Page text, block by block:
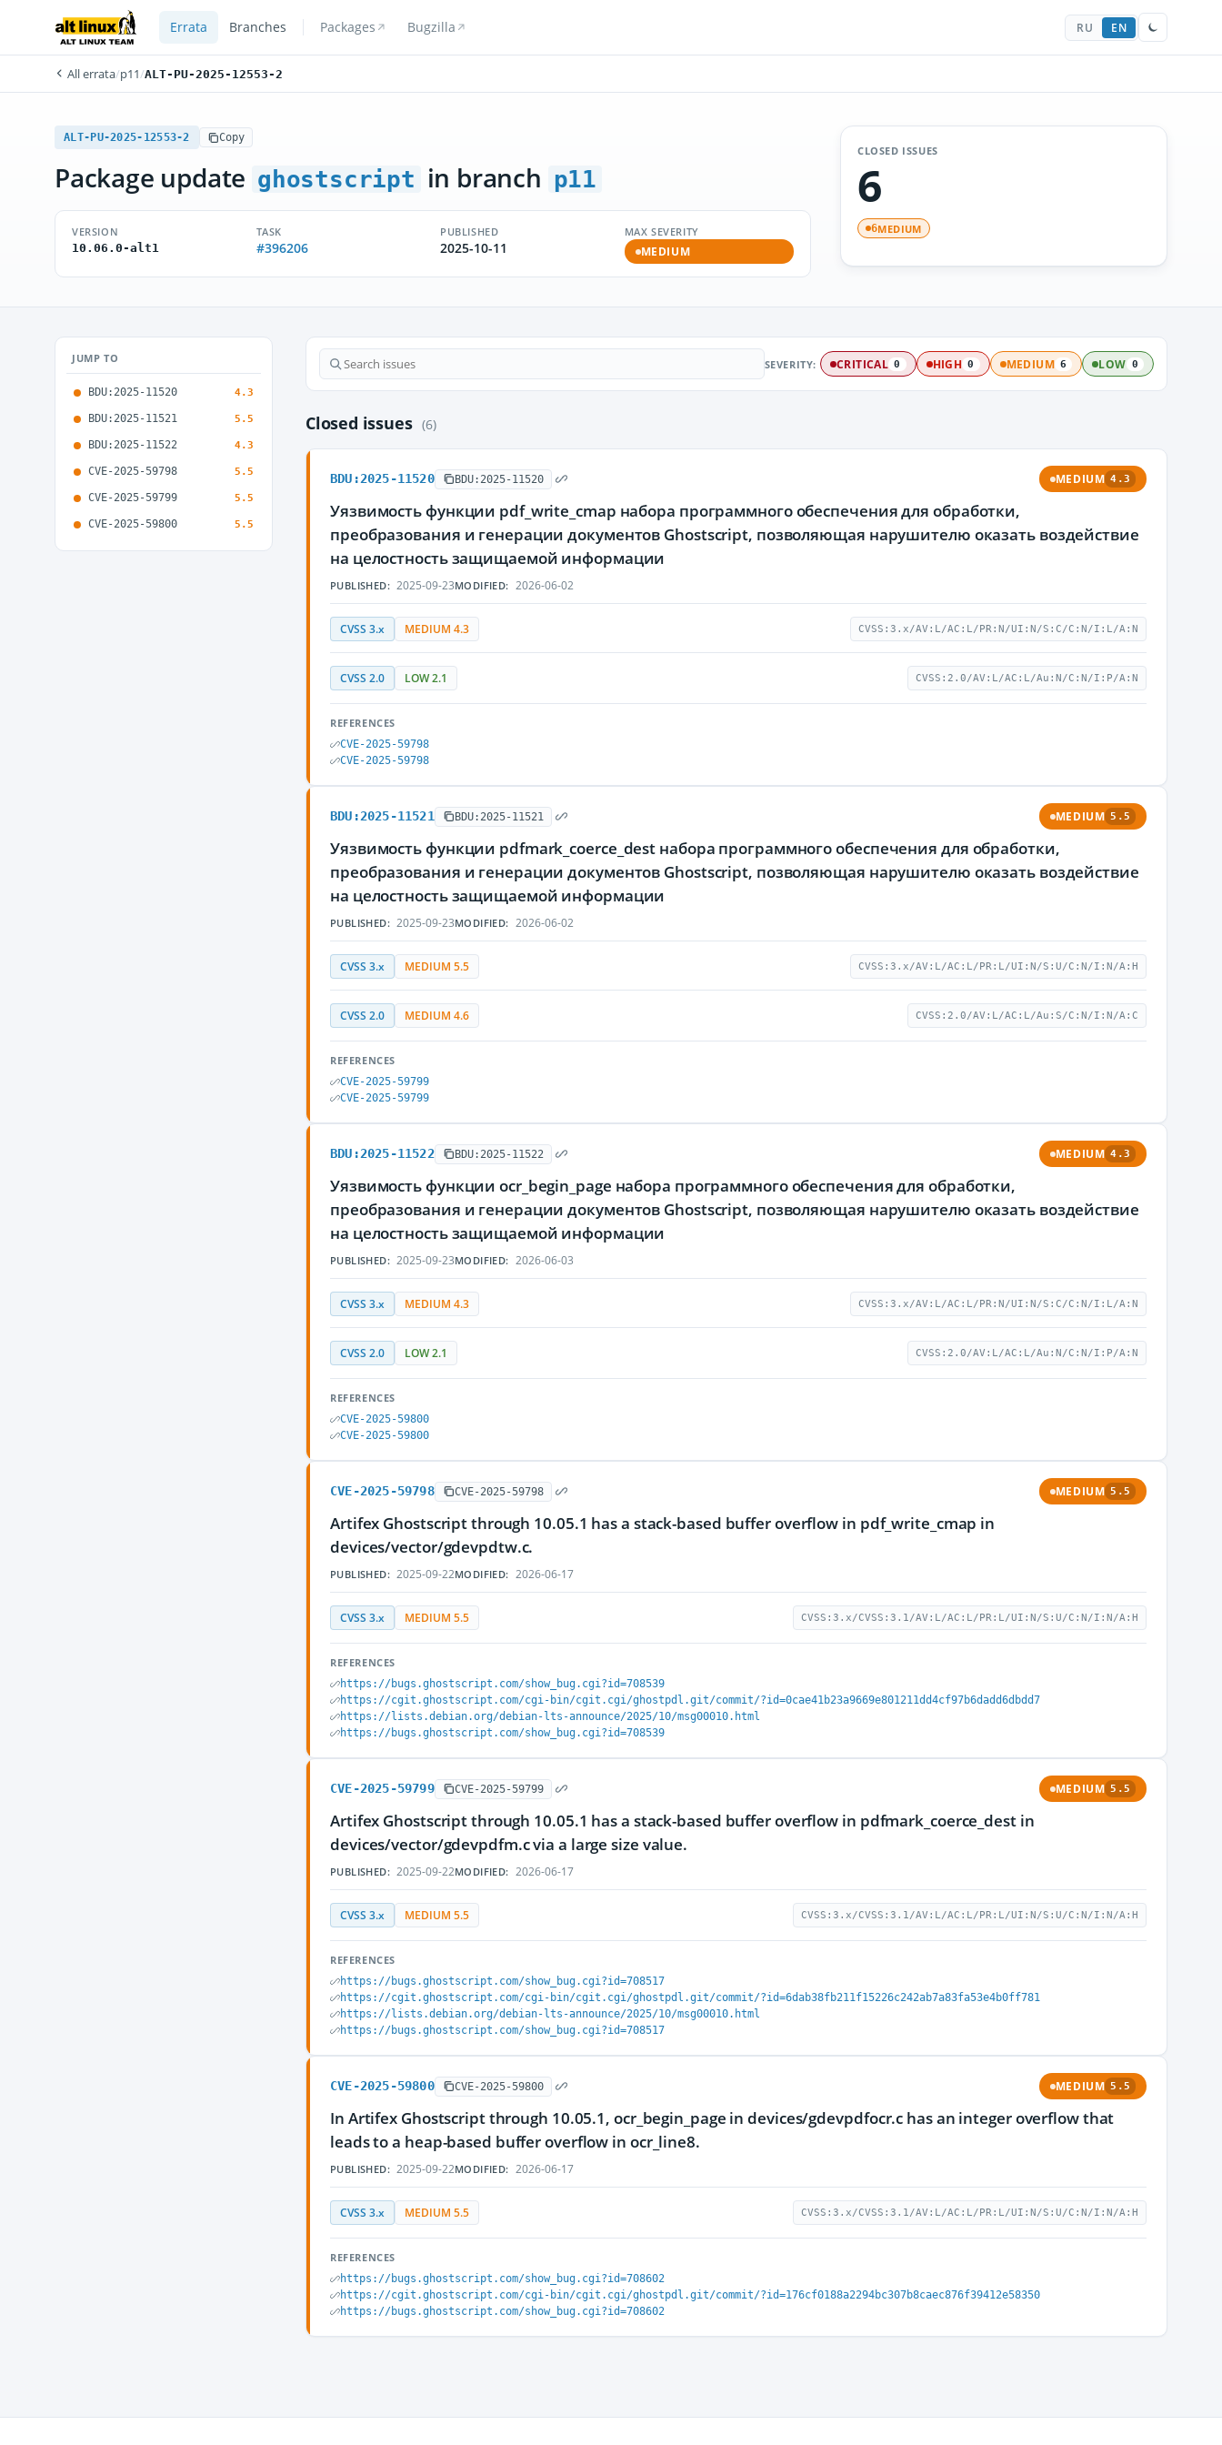
Errata Branches Packages Bugzilla RU EN
All errata/p11/ALT-PU-2025-12553-2
ALT-PU-2025-12553-2 Copy
Package update ghostscript in branch p11
VERSION
10.06.0-alt1
TASK
#396206
PUBLISHED
2025-10-11
MAX SEVERITY
MEDIUM
CLOSED ISSUES
6
6MEDIUM
JUMP TO
BDU:2025-11520 4.3
BDU:2025-11521 5.5
BDU:2025-11522 4.3
CVE-2025-59798 5.5
CVE-2025-59799 5.5
CVE-2025-59800 5.5
SEVERITY: CRITICAL 0 HIGH 0 MEDIUM 6 LOW 0
Closed issues (6)
BDU:2025-11520 BDU:2025-11520 MEDIUM 4.3
Уязвимость функции pdf_write_cmap набора программного обеспечения для обработки,
преобразования и генерации документов Ghostscript, позволяющая нарушителю оказать воздействие
на целостность защищаемой информации
PUBLISHED: 2025-09-23MODIFIED: 2026-06-02
CVSS 3.x MEDIUM 4.3 CVSS:3.x/AV:L/AC:L/PR:N/UI:N/S:C/C:N/I:L/A:N
CVSS 2.0 LOW 2.1 CVSS:2.0/AV:L/AC:L/Au:N/C:N/I:P/A:N
REFERENCES
CVE-2025-59798
CVE-2025-59798
BDU:2025-11521 BDU:2025-11521 MEDIUM 5.5
Уязвимость функции pdfmark_coerce_dest набора программного обеспечения для обработки,
преобразования и генерации документов Ghostscript, позволяющая нарушителю оказать воздействие
на целостность защищаемой информации
PUBLISHED: 2025-09-23MODIFIED: 2026-06-02
CVSS 3.x MEDIUM 5.5 CVSS:3.x/AV:L/AC:L/PR:L/UI:N/S:U/C:N/I:N/A:H
CVSS 2.0 MEDIUM 4.6 CVSS:2.0/AV:L/AC:L/Au:S/C:N/I:N/A:C
REFERENCES
CVE-2025-59799
CVE-2025-59799
BDU:2025-11522 BDU:2025-11522 MEDIUM 4.3
Уязвимость функции ocr_begin_page набора программного обеспечения для обработки,
преобразования и генерации документов Ghostscript, позволяющая нарушителю оказать воздействие
на целостность защищаемой информации
PUBLISHED: 2025-09-23MODIFIED: 2026-06-03
CVSS 3.x MEDIUM 4.3 CVSS:3.x/AV:L/AC:L/PR:N/UI:N/S:C/C:N/I:L/A:N
CVSS 2.0 LOW 2.1 CVSS:2.0/AV:L/AC:L/Au:N/C:N/I:P/A:N
REFERENCES
CVE-2025-59800
CVE-2025-59800
CVE-2025-59798 CVE-2025-59798 MEDIUM 5.5
Artifex Ghostscript through 10.05.1 has a stack-based buffer overflow in pdf_write_cmap in
devices/vector/gdevpdtw.c.
PUBLISHED: 2025-09-22MODIFIED: 2026-06-17
CVSS 3.x MEDIUM 5.5 CVSS:3.x/CVSS:3.1/AV:L/AC:L/PR:L/UI:N/S:U/C:N/I:N/A:H
REFERENCES
https://bugs.ghostscript.com/show_bug.cgi?id=708539
https://cgit.ghostscript.com/cgi-bin/cgit.cgi/ghostpdl.git/commit/?id=0cae41b23a9669e801211dd4cf97b6dadd6dbdd7
https://lists.debian.org/debian-lts-announce/2025/10/msg00010.html
https://bugs.ghostscript.com/show_bug.cgi?id=708539
CVE-2025-59799 CVE-2025-59799 MEDIUM 5.5
Artifex Ghostscript through 10.05.1 has a stack-based buffer overflow in pdfmark_coerce_dest in
devices/vector/gdevpdfm.c via a large size value.
PUBLISHED: 2025-09-22MODIFIED: 2026-06-17
CVSS 3.x MEDIUM 5.5 CVSS:3.x/CVSS:3.1/AV:L/AC:L/PR:L/UI:N/S:U/C:N/I:N/A:H
REFERENCES
https://bugs.ghostscript.com/show_bug.cgi?id=708517
https://cgit.ghostscript.com/cgi-bin/cgit.cgi/ghostpdl.git/commit/?id=6dab38fb211f15226c242ab7a83fa53e4b0ff781
https://lists.debian.org/debian-lts-announce/2025/10/msg00010.html
https://bugs.ghostscript.com/show_bug.cgi?id=708517
CVE-2025-59800 CVE-2025-59800 MEDIUM 5.5
In Artifex Ghostscript through 10.05.1, ocr_begin_page in devices/gdevpdfocr.c has an integer overflow that
leads to a heap-based buffer overflow in ocr_line8.
PUBLISHED: 2025-09-22MODIFIED: 2026-06-17
CVSS 3.x MEDIUM 5.5 CVSS:3.x/CVSS:3.1/AV:L/AC:L/PR:L/UI:N/S:U/C:N/I:N/A:H
REFERENCES
https://bugs.ghostscript.com/show_bug.cgi?id=708602
https://cgit.ghostscript.com/cgi-bin/cgit.cgi/ghostpdl.git/commit/?id=176cf0188a2294bc307b8caec876f39412e58350
https://bugs.ghostscript.com/show_bug.cgi?id=708602